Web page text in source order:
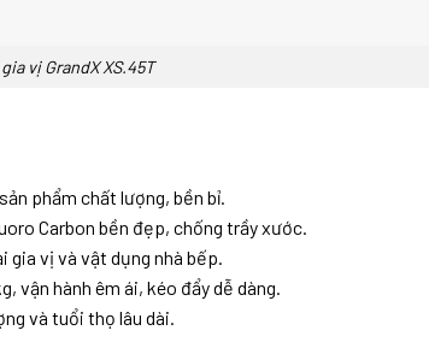
vị GrandX XS.45T
phẩm chất lượng, bền bỉ.
Carbon bền đẹp, chống trầy xước.
gia vị và vật dụng nhà bếp.
vận hành êm ái, kéo đẩy dễ dàng.
và tuổi thọ lâu dài.